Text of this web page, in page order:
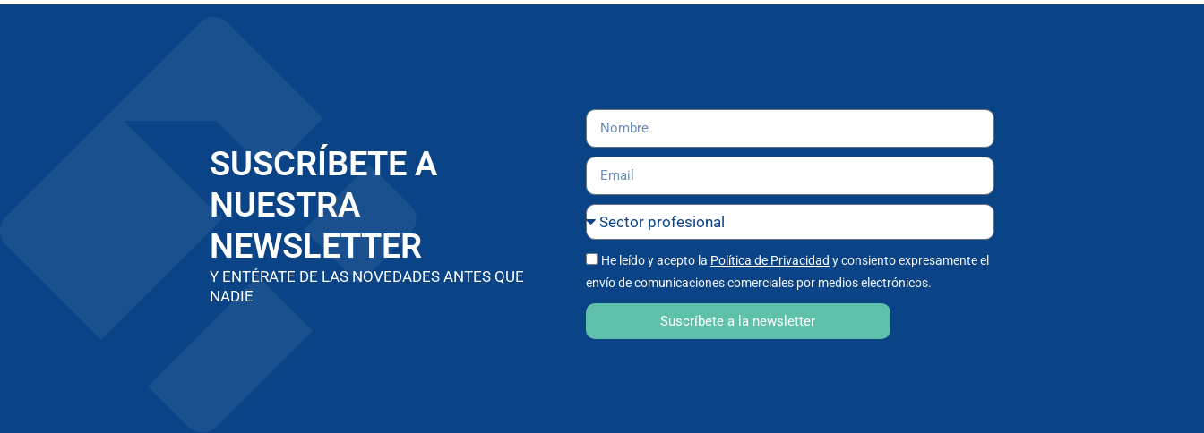
SUSCRÍBETE A
NUESTRA
NEWSLETTER
Y ENTÉRATE DE LAS NOVEDADES ANTES QUE
NADIE
He leído y acepto la Política de Privacidad y consiento expresamente el
envío de comunicaciones comerciales por medios electrónicos.
Suscríbete a la newsletter